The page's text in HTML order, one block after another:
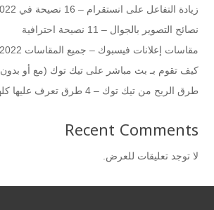
زيادة التفاعل على انستقرام – 16 نصيحة في 2022
نصائح التصوير بالجوال – 11 نصيحة احترافية
مقاسات إعلانات فيسبوك – جميع المقاسات 2022
كيف تقوم بـ بث مباشر على تيك توك (مع أو بدون 1000 متابع)
طرق الربح من تيك توك – 4 طرق تعرف عليها كلها
Recent Comments
لا توجد تعليقات للعرض.